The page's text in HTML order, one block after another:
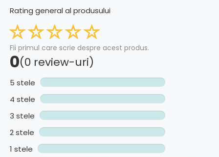
Rating general al produsului
Fii primul care scrie despre acest produs.
0(0 review-uri)
5 stele
4 stele
3 stele
2 stele
1 stele